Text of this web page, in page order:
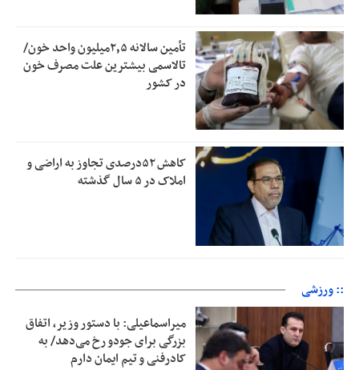
تأمین سالانه ۲٫۵میلیون واحد خون/
تالاسمی بیشترین علت مصرف‌ خون
در کشور
کاهش ۵۲درصدی تجاوز به اراضی و
املاک در ۵ سال گذشته
:: ورزشی
میراسماعیلی: با دستور وزیر، اتفاق
بزرگی برای جودو رخ می‌دهد/ به
کادرفنی و تیم ایمان دارم